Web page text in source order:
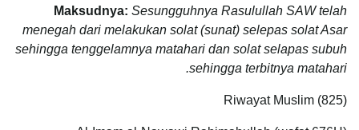
Maksudnya: Sesungguhnya Rasulullah SAW telah
menegah dari melakukan solat (sunat) selepas solat Asar
sehingga tenggelamnya matahari dan solat selapas subuh
sehingga terbitnya matahari.
Riwayat Muslim (825)